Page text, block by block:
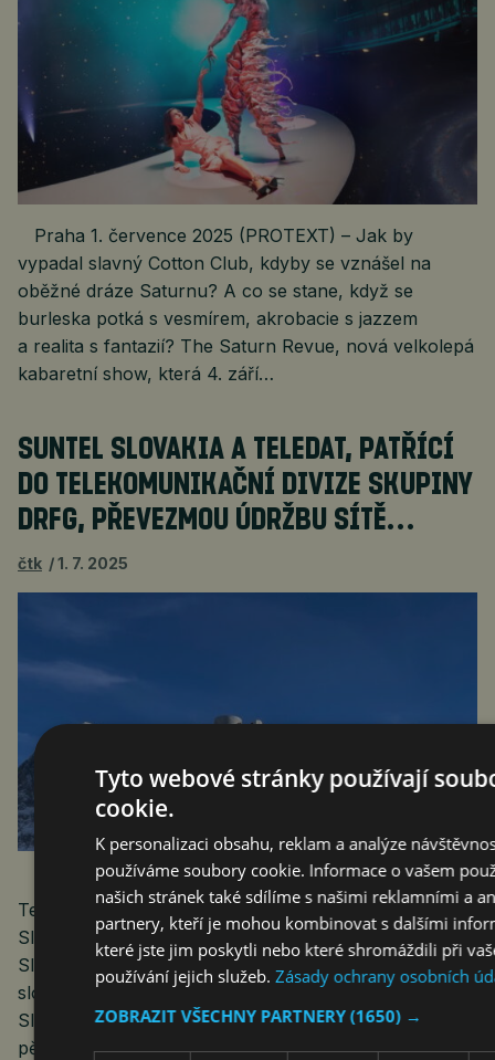
Praha 1. července 2025 (PROTEXT) – Jak by
vypadal slavný Cotton Club, kdyby se vznášel na
oběžné dráze Saturnu? A co se stane, když se
burleska potká s vesmírem, akrobacie s jazzem
a realita s fantazií? The Saturn Revue, nová velkolepá
kabaretní show, která 4. září…
SUNTEL SLOVAKIA A TELEDAT, PATŘÍCÍ
DO TELEKOMUNIKAČNÍ DIVIZE SKUPINY
DRFG, PŘEVEZMOU ÚDRŽBU SÍTĚ…
čtk 1. 7. 2025
Praha 1. července 2025 (PROTEXT) –
Telekomunikační divize skupiny DRFG, působící na
Slovensku prostřednictvím společností Suntel
Slovakia a TeleDat, uspěla ve výběrovém řízení
slovenského telekomunikačního operátora Orange
Slovensko. V rámci tohoto kontraktu bude po dobu
pěti let zajišťovat komplexní údržbu a servis jeho
Tyto webové stránky používají
cookie.
K personalizaci obsahu, reklam a analýze
používáme soubory cookie. Informace o vašem
našich stránek také sdílíme s našimi reklamními a
partnery, kteří je mohou kombinovat s dalšími
které jste jim poskytli nebo které shromáždili při
používání jejich služeb. Zásady ochrany osobních
ZOBRAZIT VŠECHNY PARTNERY (1650) →